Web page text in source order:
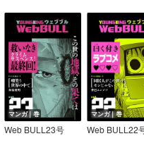
マンガ｜巻
Web BULL23号
マンガ｜巻
Web BULL22